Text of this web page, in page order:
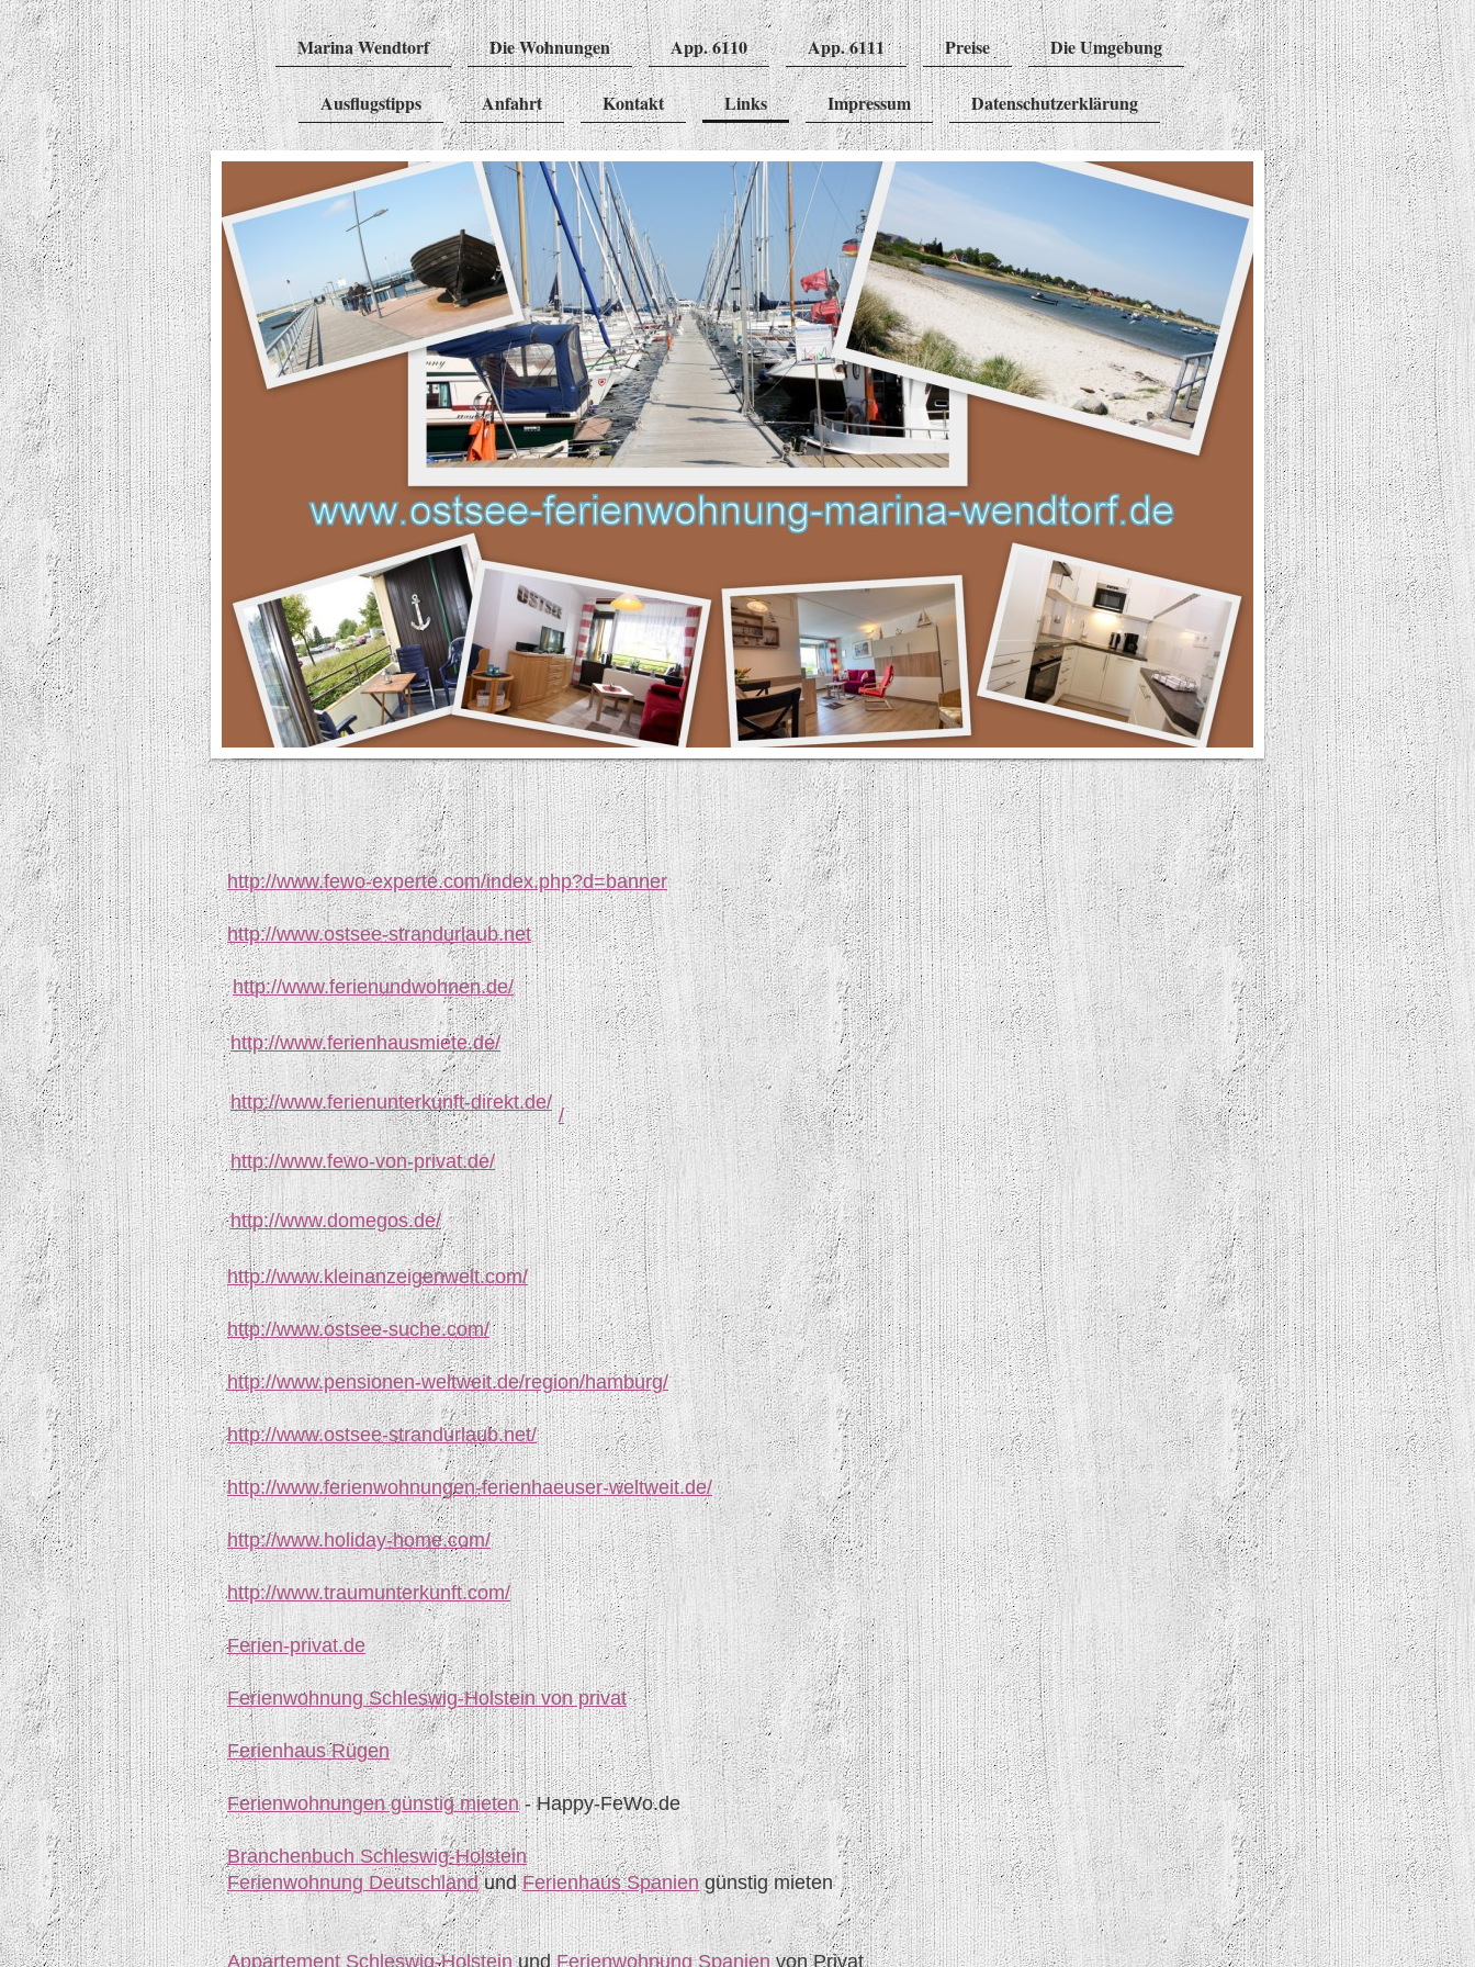
Marina Wendtorf Die Wohnungen App. 6110 App. 6111 Preise Die Umgebung
Ausflugstipps Anfahrt Kontakt Links Impressum Datenschutzerklärung
http://www.fewo-experte.com/index.php?d=banner
http://www.ostsee-strandurlaub.net
http://www.ferienundwohnen.de/
http://www.ferienhausmiete.de/
http://www.ferienunterkunft-direkt.de/
/
http://www.fewo-von-privat.de/
http://www.domegos.de/
http://www.kleinanzeigenwelt.com/
http://www.ostsee-suche.com/
http://www.pensionen-weltweit.de/region/hamburg/
http://www.ostsee-strandurlaub.net/
http://www.ferienwohnungen-ferienhaeuser-weltweit.de/
http://www.holiday-home.com/
http://www.traumunterkunft.com/
Ferien-privat.de
Ferienwohnung Schleswig-Holstein von privat
Ferienhaus Rügen
Ferienwohnungen günstig mieten- Happy-FeWo.de
Branchenbuch Schleswig-Holstein
Ferienwohnung DeutschlandundFerienhaus Spaniengünstig mieten
Appartement Schleswig-HolsteinundFerienwohnung Spanienvon Privat